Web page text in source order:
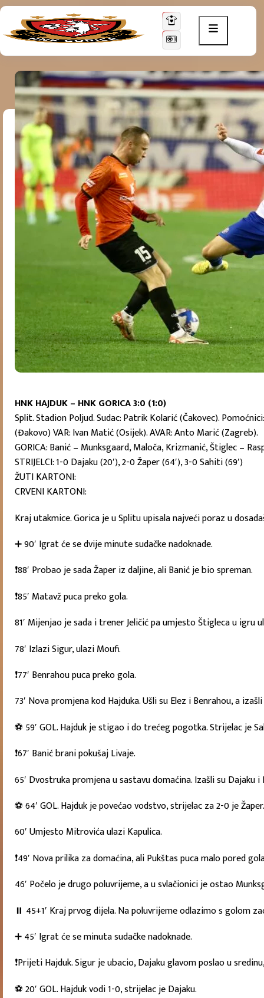
HNK HAJDUK – HNK GORICA 3:0 (1:0)
Split. Stadion Poljud. Sudac: Patrik Kolarić (Čakovec).
(Đakovo) VAR: Ivan Matić (Osijek). AVAR: Anto Marić (Zagreb).
GORICA: Banić – Munksgaard, Maloča, Krizmanić, Štiglec –
STRIJELCI: 1-0 Dajaku (20′), 2-0 Žaper (64′), 3-0 Sahiti (69′)
ŽUTI KARTONI:
CRVENI KARTONI:
Kraj utakmice. Gorica je u Splitu upisala najveći poraz u
➕ 90′ Igrat će se dvije minute sudačke nadoknade.
❗88′ Probao je sada Žaper iz daljine, ali Banić je bio spreman.
❗85′ Matavž puca preko gola.
81′ Mijenjao je sada i trener Jeličić pa umjesto Štigleca u igru
78′ Izlazi Sigur, ulazi Moufi.
❗77′ Benrahou puca preko gola.
73′ Nova promjena kod Hajduka. Ušli su Elez i Benrahou, a
⚽ 59′ GOL. Hajduk je stigao i do trećeg pogotka. Strijelac je
❗67′ Banić brani pokušaj Livaje.
65′ Dvostruka promjena u sastavu domaćina. Izašli su Dajaku
⚽ 64′ GOL. Hajduk je povećao vodstvo, strijelac za 2-0 je
60′ Umjesto Mitrovića ulazi Kapulica.
❗49′ Nova prilika za domaćina, ali Pukštas puca malo pored
46′ Počelo je drugo poluvrijeme, a u svlačionici je ostao
⏸ 45+1′ Kraj prvog dijela. Na poluvrijeme odlazimo s golom
➕ 45′ Igrat će se minuta sudačke nadoknade.
❗Prijeti Hajduk. Sigur je ubacio, Dajaku glavom poslao u
⚽ 20′ GOL. Hajduk vodi 1-0, strijelac je Dajaku.